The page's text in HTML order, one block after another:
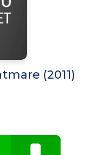
(2011)